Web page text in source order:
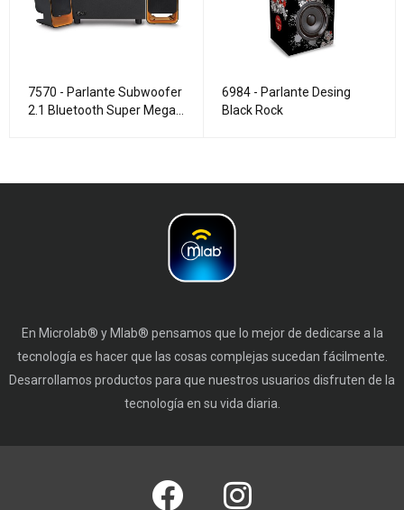
7570 - Parlante Subwoofer
2.1 Bluetooth Super Mega
6984 - Parlante Desing
Black Rock
En Microlab® y Mlab® pensamos que lo mejor de dedicarse a la
tecnología es hacer que las cosas complejas sucedan fácilmente.
Desarrollamos productos para que nuestros usuarios disfruten de la
tecnología en su vida diaria.